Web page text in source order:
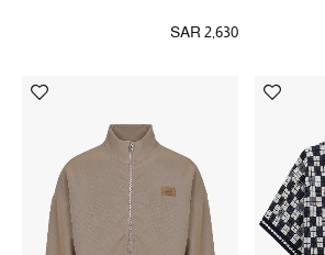
SAR 2,630